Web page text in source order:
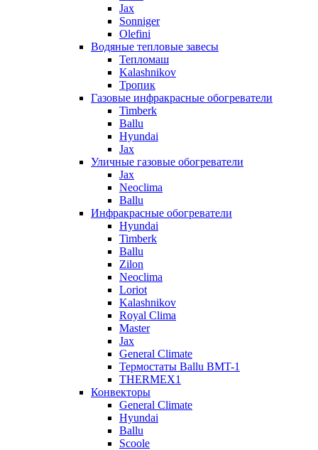
Jax
Sonniger
Olefini
Водяные тепловые завесы
Тепломаш
Kalashnikov
Тропик
Газовые инфракрасные обогреватели
Timberk
Ballu
Hyundai
Jax
Уличные газовые обогреватели
Jax
Neoclima
Ballu
Инфракрасные обогреватели
Hyundai
Timberk
Ballu
Zilon
Neoclima
Loriot
Kalashnikov
Royal Clima
Master
Jax
General Climate
Термостаты Ballu BMT-1
THERMEX1
Конвекторы
General Climate
Hyundai
Ballu
Scoole